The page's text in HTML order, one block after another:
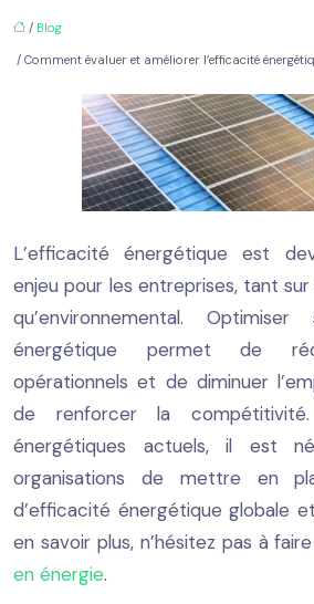
/ Blog
/ Comment évaluer et améliorer l’efficacité
L’efficacité énergétique est
enjeu pour les entreprises, tant
qu’environnemental.
énergétique permet de
opérationnels et de diminuer
de renforcer la
énergétiques actuels, il est
organisations de mettre en
d’efficacité énergétique globale
en savoir plus, n’hésitez pas à
en énergie.